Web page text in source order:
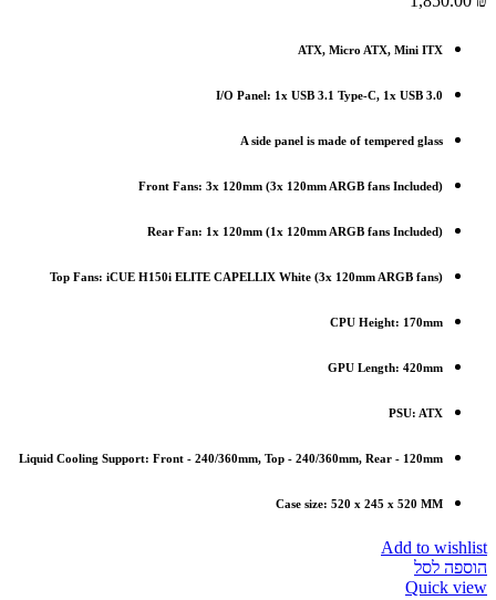
ATX, Micro ATX, Mini ITX
I/O Panel: 1x USB 3.1 Type-C, 1x USB 3.0
A side panel is made of tempered glass
Front Fans: 3x 120mm (3x 120mm ARGB fans Included)
Rear Fan: 1x 120mm (1x 120mm ARGB fans Included)
Top Fans: iCUE H150i ELITE CAPELLIX White (3x 120mm ARGB fans)
CPU Height: 170mm
GPU Length: 420mm
PSU: ATX
Liquid Cooling Support: Front - 240/360mm, Top - 240/360mm, Rear - 120mm
Case size: 520 x 245 x 520 MM
Add to wishlist
הוספה לסל
Quick view